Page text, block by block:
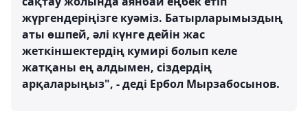
жүргендеріңізге куәміз. Батырларымыздың
аты өшпей, әлі күнге дейін жас
жеткіншектердің кумирі болып келе
жатқаны ең алдымен, сіздердің
арқаларыңыз", - деді Ербол Мырзабосынов.